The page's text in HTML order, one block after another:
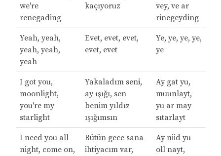
we're
renegading
kaçıyoruz
vey, ve ar
rinegeyding
Yeah, yeah,
yeah, yeah,
yeah
Evet, evet, evet,
evet, evet
Ye, ye, ye, ye,
ye
I got you,
moonlight,
you're my
starlight
Yakaladım seni,
ay ışığı, sen
benim yıldız
ışığımsın
Ay gat yu,
muunlayt,
yu ar may
sıtarlayt
I need you all
night, come on,
Bütün gece sana
ihtiyacım var,
Ay niid yu
oll nayt,